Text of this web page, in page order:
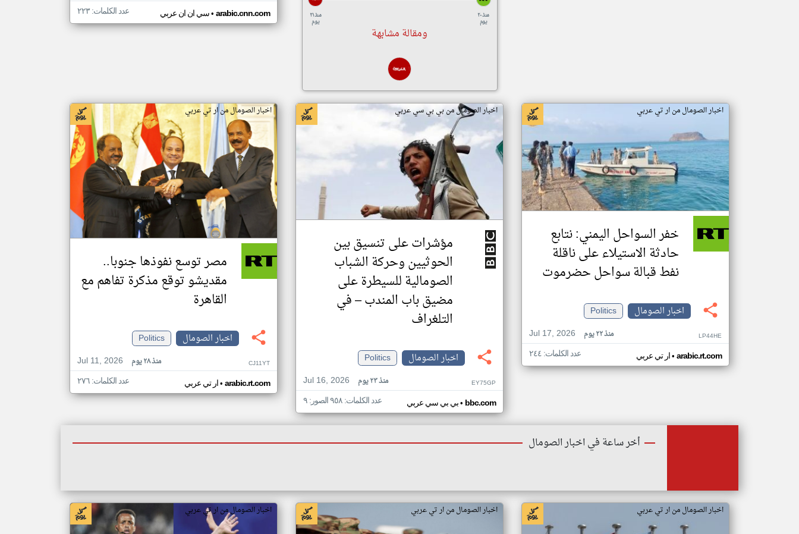
منذ ٢١
يوم
منذ ٢٠
يوم
ومقالة مشابهة
سي ان ان عربي• arabic.cnn.com عدد الكلمات: ٢٢٣
اخبار الصومال من ار تي عربي
خفر السواحل اليمني: نتابع
حادثة الاستيلاء على ناقلة
نفط قبالة سواحل حضرموت
اخبار الصومال
Politics
Jul 17, 2026
منذ ٢٢ يوم LP44HE
ار تي عربي• arabic.rt.com عدد الكلمات: ٢٤٤
اخبار الصومال من بي بي سي عربي
مؤشرات على تنسيق بين
الحوثيين وحركة الشباب
الصومالية للسيطرة على
مضيق باب المندب – في
التلغراف
اخبار الصومال
Politics
Jul 16, 2026
منذ ٢٣ يوم EY75GP
بي بي سي عربي• bbc.com عدد الكلمات: ٩٥٨ الصور: ٩
اخبار الصومال من ار تي عربي
مصر توسع نفوذها جنوبا..
مقديشو توقع مذكرة تفاهم مع
القاهرة
اخبار الصومال
Politics
Jul 11, 2026
منذ ٢٨ يوم CJ11YT
ار تي عربي• arabic.rt.com عدد الكلمات: ٢٧٦
أخر ساعة في اخبار الصومال
اخبار الصومال من ار تي عربي اخبار الصومال من ار تي عربي اخبار الصومال من ار تي عربي